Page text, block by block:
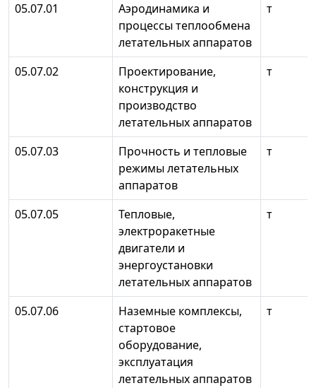
05.07.01
Аэродинамика и
процессы теплообмена
летательных аппаратов
т
05.07.02
Проектирование,
конструкция и
производство
летательных аппаратов
т
05.07.03
Прочность и тепловые
режимы летательных
аппаратов
т
05.07.05
Тепловые,
электроракетные
двигатели и
энергоустановки
летательных аппаратов
т
05.07.06
Наземные комплексы,
стартовое
оборудование,
эксплуатация
летательных аппаратов
т